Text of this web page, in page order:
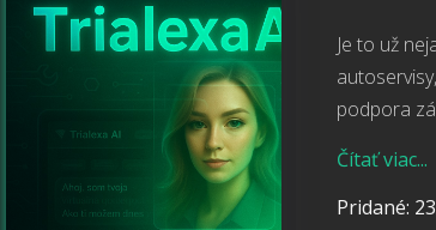
Je to už
podpora
Čítať viac...
Pridané: